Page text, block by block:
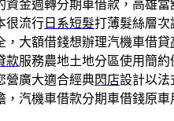
資金週轉分期車借款，高雄
很流行 日系短髮打薄髮絲層次
，大額借錢想辦理汽機車借貸
款服務農地土地分區使用簡
營廣大適合經典閃店設計以法
，汽機車借款分期車借錢原車